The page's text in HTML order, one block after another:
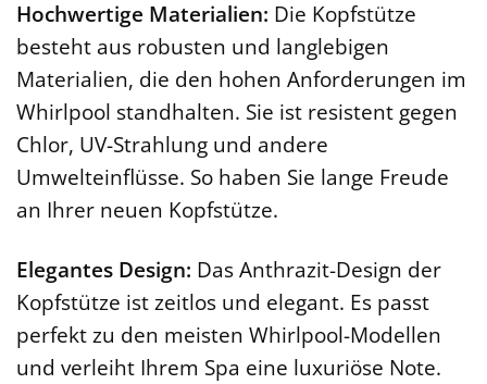
Hochwertige Materialien: Die Kopfstütze
besteht aus robusten und langlebigen
Materialien, die den hohen Anforderungen im
Whirlpool standhalten. Sie ist resistent gegen
Chlor, UV-Strahlung und andere
Umwelteinflüsse. So haben Sie lange Freude
an Ihrer neuen Kopfstütze.
Elegantes Design: Das Anthrazit-Design der
Kopfstütze ist zeitlos und elegant. Es passt
perfekt zu den meisten Whirlpool-Modellen
und verleiht Ihrem Spa eine luxuriöse Note.